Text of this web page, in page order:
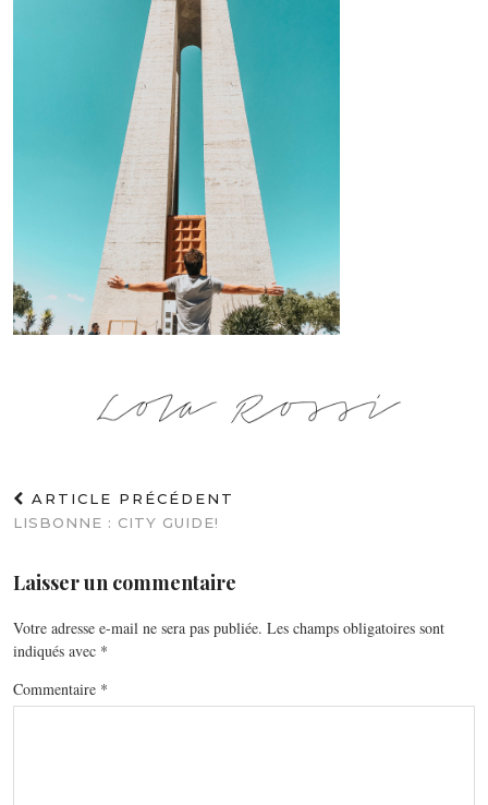
ARTICLE PRÉCÉDENT
LISBONNE : CITY GUIDE!
Laisser un commentaire
Votre adresse e-mail ne sera pas publiée. Les champs obligatoires sont
indiqués avec *
Commentaire *